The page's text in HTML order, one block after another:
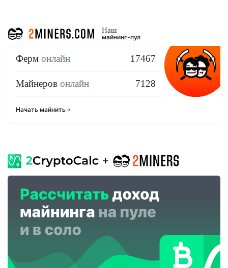
Наш
майнинг-пул
Ферм онлайн 17467
Майнеров онлайн 7128
Начать майнить